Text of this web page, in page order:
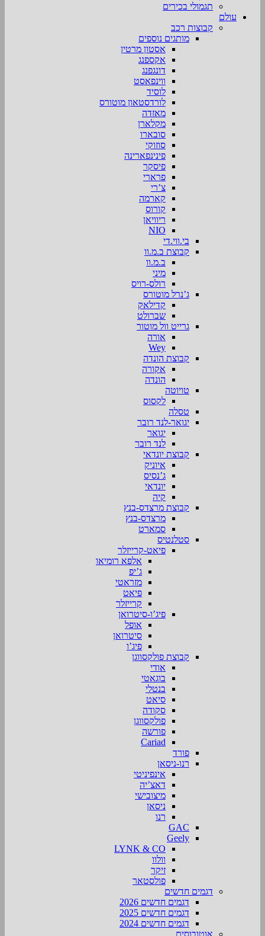
תגמולי בכירים
עולם
קבוצות רכב
מותגים נוספים
אסטון מרטין
אקספנג
דונגפנג
ווינפאסט
לוסיד
לורדסטאון מוטורס
מאזדה
מקלארן
סובארו
סוזוקי
פינינפארינה
פיסקר
פרארי
צ’רי
קארמה
קורוס
ריוויאן
NIO
בי.ווי.די
קבוצת ב.מ.וו
ב.מ.וו
מיני
רולס-רויס
ג’נרל מוטורס
קדילאק
שברולט
גרייט וול מוטור
אורה
Wey
קבוצת הונדה
אקורה
הונדה
טויוטה
לקסוס
טסלה
יגואר-לנד רובר
יגואר
לנד רובר
קבוצת יונדאי
איוניק
ג’נסיס
יונדאי
קיה
קבוצת מרצדס-בנץ
מרצדס-בנץ
סמארט
סטלנטיס
פיאט-קרייזלר
אלפא רומיאו
ג’יפ
מזראטי
פיאט
קרייזלר
פיג’ו-סיטרואן
אופל
סיטרואן
פיג’ו
קבוצת פולקסווגן
אודי
בוגאטי
בנטלי
סיאט
סקודה
פולקסווגן
פורשה
Cariad
פורד
רנו-ניסאן
אינפיניטי
דאצ’יה
מיצובישי
ניסאן
רנו
GAC
Geely
LYNK & CO
וולוו
זיקר
פולסטאר
דגמים חדשים
דגמים חדשים 2026
דגמים חדשים 2025
דגמים חדשים 2024
אוטובוסים